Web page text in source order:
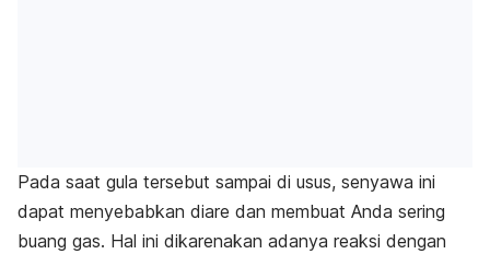
Pada saat gula tersebut sampai di usus, senyawa ini
dapat menyebabkan diare dan membuat Anda sering
buang gas. Hal ini dikarenakan adanya reaksi dengan